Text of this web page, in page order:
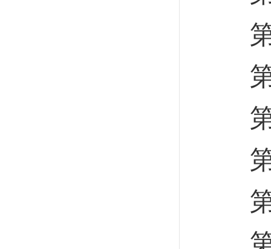
第
第
第
第
第
第